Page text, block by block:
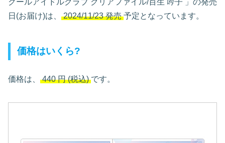
クールアイドルクラブ クリアファイル/百生 吟子 」の発売
日(お届け)は、 2024/11/23 発売 予定となっています。
価格はいくら?
価格は、 440円(税込) です。